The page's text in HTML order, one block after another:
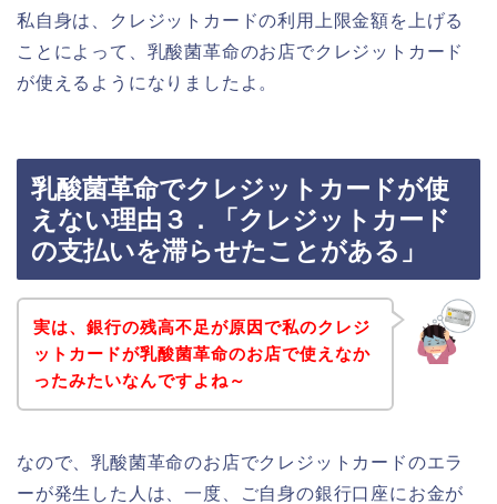
私自身は、クレジットカードの利用上限金額を上げる
ことによって、乳酸菌革命のお店でクレジットカード
が使えるようになりましたよ。
乳酸菌革命でクレジットカードが使
えない理由３．「クレジットカード
の支払いを滞らせたことがある」
実は、銀行の残高不足が原因で私のクレジ
ットカードが乳酸菌革命のお店で使えなか
ったみたいなんですよね～
なので、乳酸菌革命のお店でクレジットカードのエラ
ーが発生した人は、一度、ご自身の銀行口座にお金が